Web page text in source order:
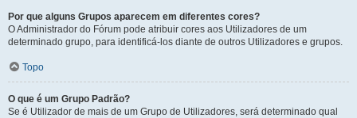
Por que alguns Grupos aparecem em diferentes cores?
O Administrador do Fórum pode atribuir cores aos Utilizadores de um
determinado grupo, para identificá-los diante de outros Utilizadores e grupos.
Topo
O que é um Grupo Padrão?
Se é Utilizador de mais de um Grupo de Utilizadores, será determinado qual